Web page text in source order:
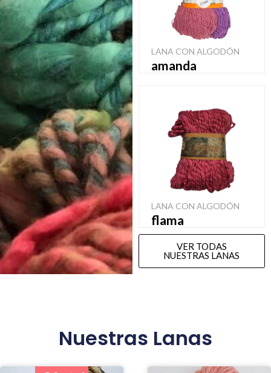
LANA CON ALGODÓN
amanda
LANA CON ALGODÓN
flama
VER TODAS
NUESTRAS LANAS
Nuestras Lanas